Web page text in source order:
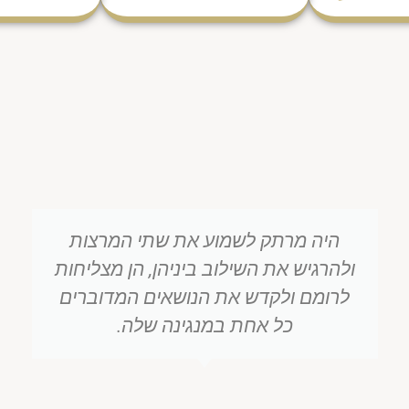
הדברים נוקבים ועמוקים בבחינת פתח
לנו שער. כאן יש חוויה של חוה של חיות
שמעוררת הרבה מחשבה וכיסופים.
שמחתי מאוד שהשתתפתי במפגשים